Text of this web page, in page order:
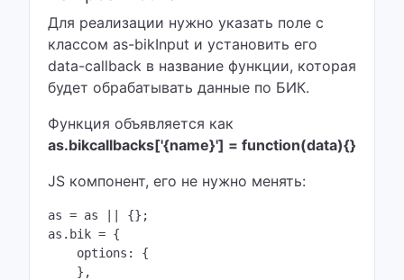
Для реализации нужно указать поле с
классом as-bikInput и установить его
data-callback в название функции, которая
будет обрабатывать данные по БИК.
Функция объявляется как
as.bikcallbacks['{name}'] = function(data){}
JS компонент, его не нужно менять:
as = as || {};
as.bik = {
    options: {
    },